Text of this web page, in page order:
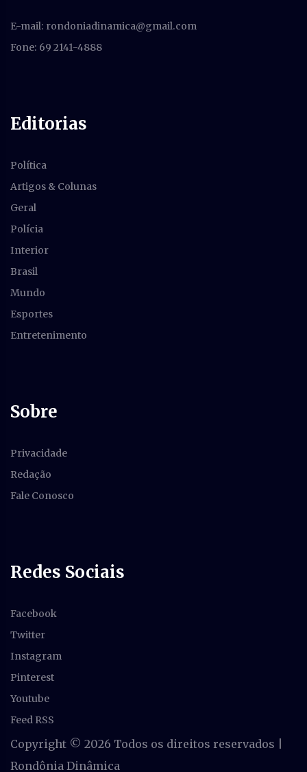
E-mail: rondoniadinamica@gmail.com
Fone: 69 2141-4888
Editorias
Política
Artigos & Colunas
Geral
Polícia
Interior
Brasil
Mundo
Esportes
Entretenimento
Sobre
Privacidade
Redação
Fale Conosco
Redes Sociais
Facebook
Twitter
Instagram
Pinterest
Youtube
Feed RSS
Copyright © 2026 Todos os direitos reservados |
Rondônia Dinâmica